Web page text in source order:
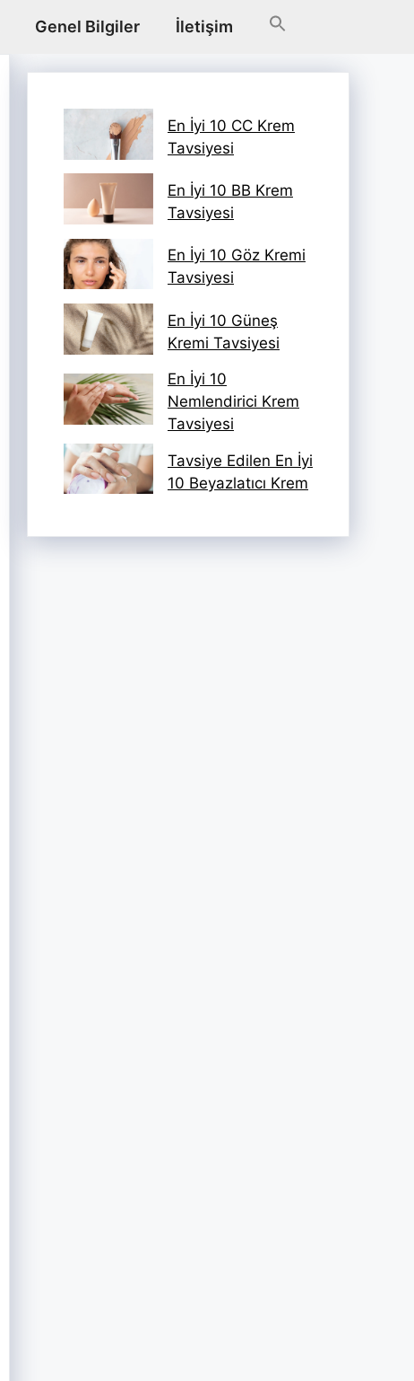
Genel Bilgiler İletişim
En İyi 10 CC Krem
Tavsiyesi
En İyi 10 BB Krem
Tavsiyesi
En İyi 10 Göz Kremi
Tavsiyesi
En İyi 10 Güneş
Kremi Tavsiyesi
En İyi 10
Nemlendirici Krem
Tavsiyesi
Tavsiye Edilen En İyi
10 Beyazlatıcı Krem